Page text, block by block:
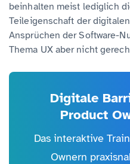
beinhalten meist lediglich
Teileigenschaft der
Ansprüchen der Software-
Thema UX aber nicht
Digitale
Product
Das interaktive
Ownern